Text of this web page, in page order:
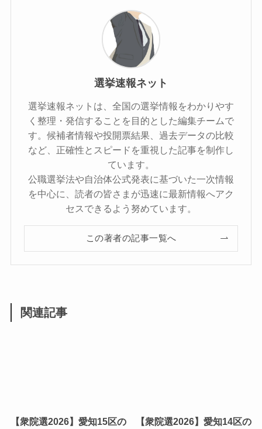
選挙速報ネット
選挙速報ネットは、全国の選挙情報をわかりやす
く整理・発信することを目的とした編集チームで
す。候補者情報や投開票結果、過去データの比較
など、正確性とスピードを重視した記事を制作し
ています。
公職選挙法や自治体公式発表に基づいた一次情報
を中心に、読者の皆さまが迅速に最新情報へアク
セスできるよう努めています。
この著者の記事一覧へ
関連記事
【衆院選2026】愛知15区の
【衆院選2026】愛知14区の